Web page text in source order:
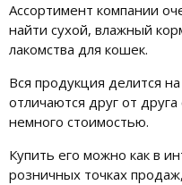
Ассортимент компании
найти сухой, влажный
лакомства для кошек.
Вся продукция делится
отличаются друг от
немного стоимостью.
Купить его можно как в
розничных точках